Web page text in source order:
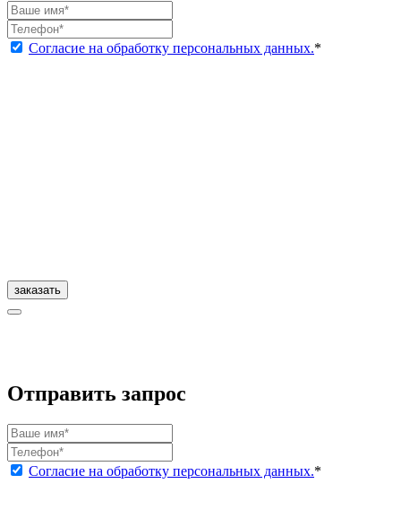
Согласие на обработку персональных данных.*
заказать
Отправить запрос
Согласие на обработку персональных данных.*